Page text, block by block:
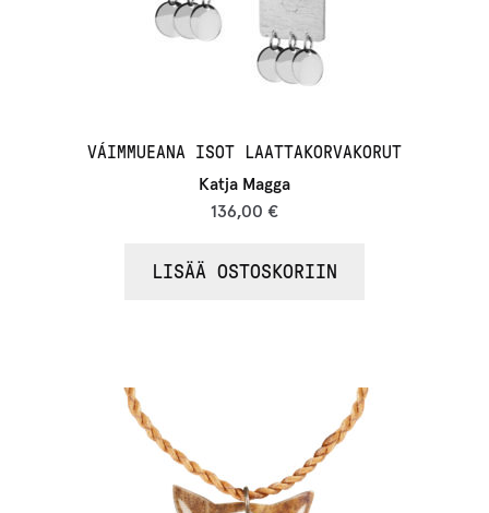
VÁIMMUEANA ISOT LAATTAKORVAKORUT
Katja Magga
136,00 €
LISÄÄ OSTOSKORIIN